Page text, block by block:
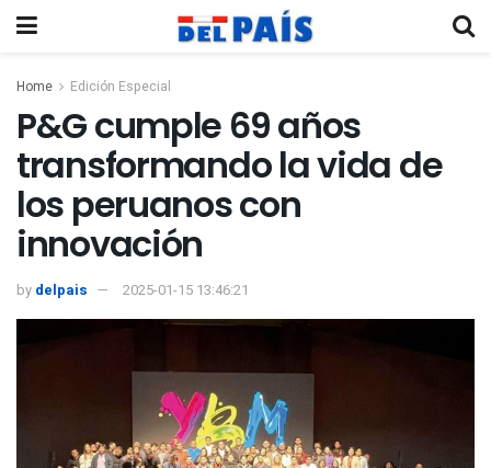
Home Edición Especial
P&G cumple 69 años
transformando la vida de
los peruanos con
innovación
by delpais 2025-01-15 13:46:21